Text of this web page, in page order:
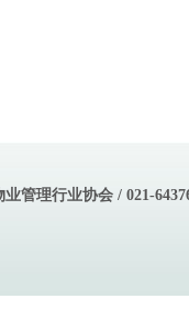
业管理行业协会 / 021-